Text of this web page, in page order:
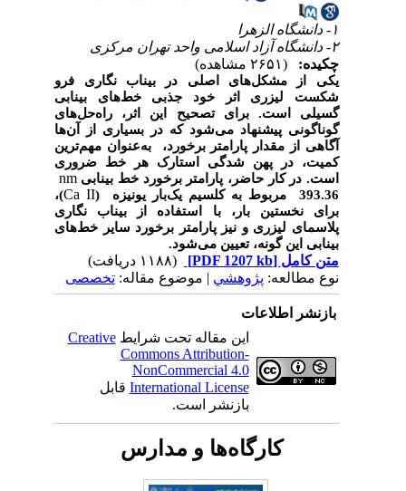
چکیده:
یکی از مشکل‌های اصلی در بیناب نگاری فرو
شکست لیزری اثر خود جذبی خط‌های بینابی
گسیلی است. برای تصحیح این اثر، راه‌حل‌های
گوناگونی پیشنهاد می‌شود که در بسیاری از آن‌ها
آگاهی از مقدار پارامتر برخورد، به‌عنوان مهم‌ترین
کمیت، در پهن شدگی استارک هر خط ضروری
است. در کار حاضر، پارامتر برخورد خط بینابیnm
393.36 مربوط به کلسیم یک‌بار یونیزه ( Ca II)،
برای نخستین بار، با استفاده از بیناب نگاری
پلاسمای لیزری و نیز پارامتر برخورد سایر خط‌های
بینابی این گونه، تعیین می‌شود.
متن کامل[PDF 1207 kb]
نوع مطالعه:پژوهشي| موضوع مقاله:تخصصی
بازنشر اطلاعات
این مقاله تحت شرایطCreative
Commons Attribution-
NonCommercial 4.0
International Licenseقابل
بازنشر است.
کارگاه‌ها و مدارس